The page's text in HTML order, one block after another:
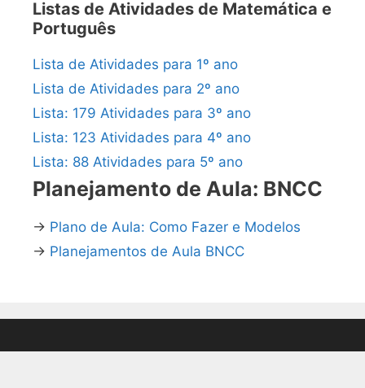
Listas de Atividades de Matemática e
Português
Lista de Atividades para 1º ano
Lista de Atividades para 2º ano
Lista: 179 Atividades para 3º ano
Lista: 123 Atividades para 4º ano
Lista: 88 Atividades para 5º ano
Planejamento de Aula: BNCC
→ Plano de Aula: Como Fazer e Modelos
→ Planejamentos de Aula BNCC